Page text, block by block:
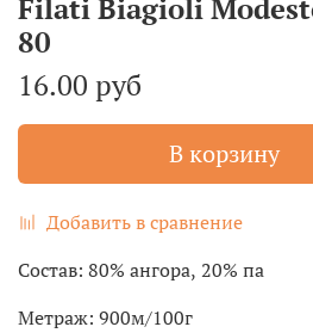
Filati Biagioli
80
16.00 руб
В корзину
Добавить в сравнение
Состав: 80% ангора, 20% па
Метраж: 900м/100г